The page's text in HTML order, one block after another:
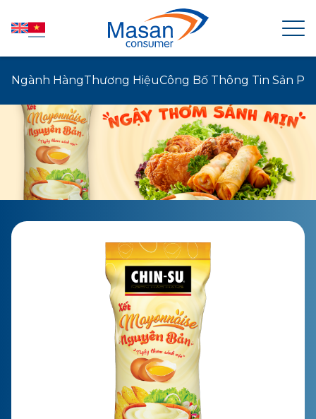
VỀ MASAN CONSUMER
TIN TỨC
QUAN HỆ CỔ ĐÔNG
PHÁT TRIỂN BỀN VỮNG
Ngành HàngThương HiệuCông Bố Thông Tin Sản